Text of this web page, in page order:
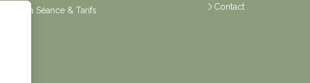
La Séance & Tarifs
Contact